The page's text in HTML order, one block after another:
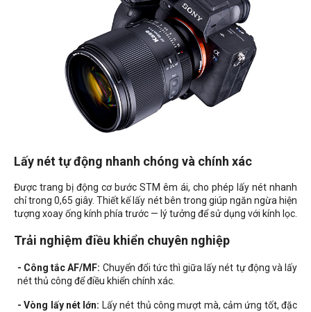
Lấy nét tự động nhanh chóng và chính xác
Được trang bị động cơ bước STM êm ái, cho phép lấy nét nhanh
chỉ trong 0,65 giây. Thiết kế lấy nét bên trong giúp ngăn ngừa hiện
tượng xoay ống kính phía trước — lý tưởng để sử dụng với kính lọc.
Trải nghiệm điều khiển chuyên nghiệp
- Công tắc AF/MF: Chuyển đổi tức thì giữa lấy nét tự động và lấy
nét thủ công để điều khiển chính xác.
- Vòng lấy nét lớn: Lấy nét thủ công mượt mà, cảm ứng tốt, đặc